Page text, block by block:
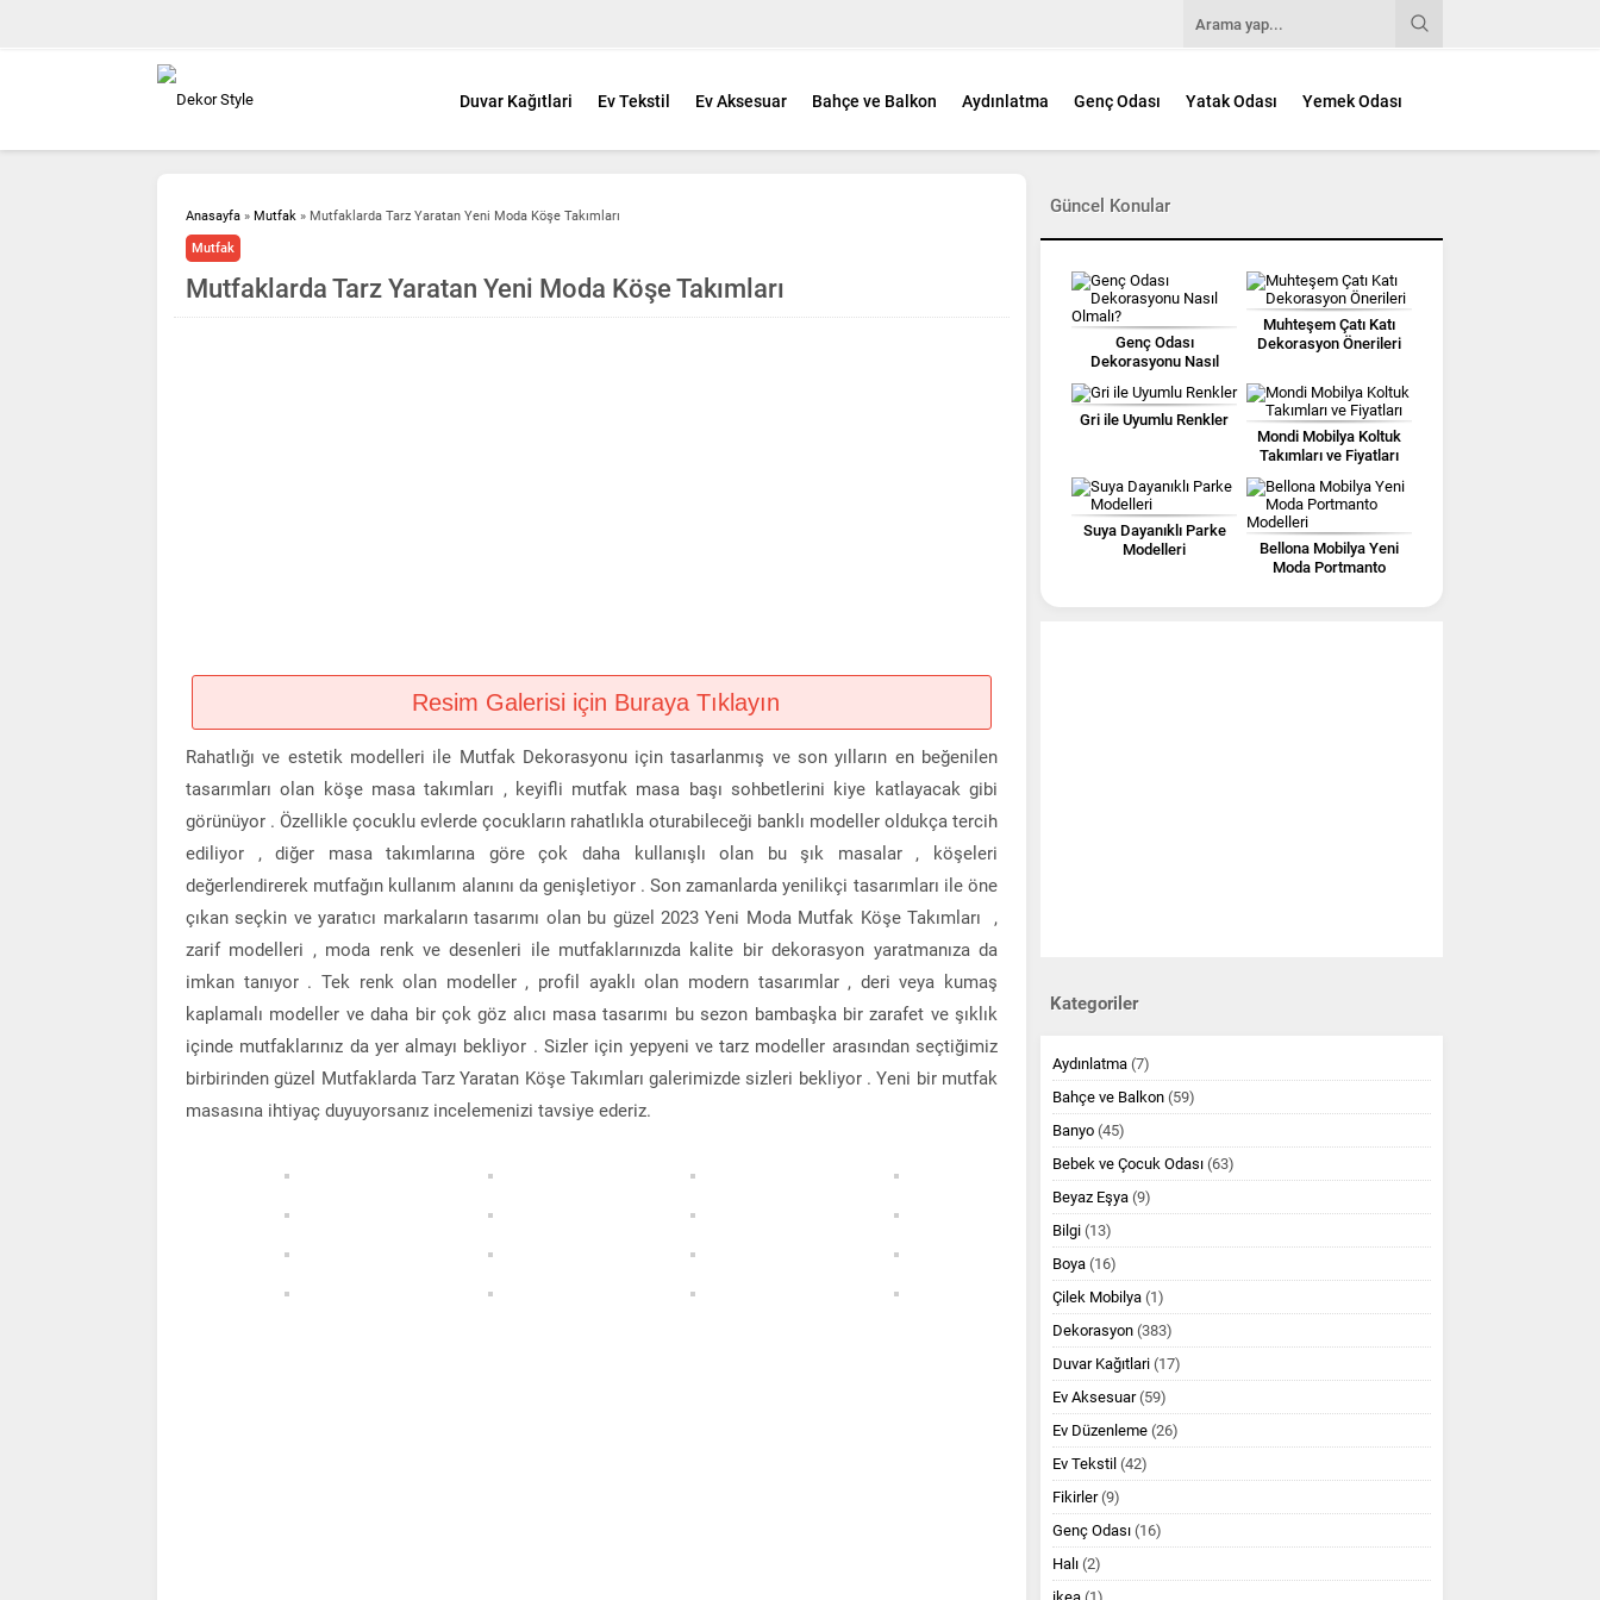
Duvar Kağıtlari Ev Tekstil Ev Aksesuar Bahçe ve Balkon Aydınlatma Genç Odası Yatak Odası Yemek Odası
Anasayfa » Mutfak » Mutfaklarda Tarz Yaratan Yeni Moda Köşe Takımları
Mutfak
Mutfaklarda Tarz Yaratan Yeni Moda Köşe Takımları
Resim Galerisi için Buraya Tıklayın
Rahatlığı ve estetik modelleri ile Mutfak Dekorasyonu için tasarlanmış ve son yılların en beğenilen
tasarımları olan köşe masa takımları , keyifli mutfak masa başı sohbetlerini kiye katlayacak gibi
görünüyor . Özellikle çocuklu evlerde çocukların rahatlıkla oturabileceği banklı modeller oldukça tercih
ediliyor , diğer masa takımlarına göre çok daha kullanışlı olan bu şık masalar , köşeleri
değerlendirerek mutfağın kullanım alanını da genişletiyor . Son zamanlarda yenilikçi tasarımları ile öne
çıkan seçkin ve yaratıcı markaların tasarımı olan bu güzel 2023 Yeni Moda Mutfak Köşe Takımları ,
zarif modelleri , moda renk ve desenleri ile mutfaklarınızda kalite bir dekorasyon yaratmanıza da
imkan tanıyor . Tek renk olan modeller , profil ayaklı olan modern tasarımlar , deri veya kumaş
kaplamalı modeller ve daha bir çok göz alıcı masa tasarımı bu sezon bambaşka bir zarafet ve şıklık
içinde mutfaklarınız da yer almayı bekliyor . Sizler için yepyeni ve tarz modeller arasından seçtiğimiz
birbirinden güzel Mutfaklarda Tarz Yaratan Köşe Takımları galerimizde sizleri bekliyor . Yeni bir mutfak
masasına ihtiyaç duyuyorsanız incelemenizi tavsiye ederiz.
Güncel Konular
Genç Odası
Dekorasyonu Nasıl
Muhteşem Çatı Katı
Dekorasyon Önerileri
Gri ile Uyumlu Renkler
Mondi Mobilya Koltuk
Takımları ve Fiyatları
Suya Dayanıklı Parke
Modelleri
Bellona Mobilya Yeni
Moda Portmanto
Kategoriler
Aydınlatma (7)
Bahçe ve Balkon (59)
Banyo (45)
Bebek ve Çocuk Odası (63)
Beyaz Eşya (9)
Bilgi (13)
Boya (16)
Çilek Mobilya (1)
Dekorasyon (383)
Duvar Kağıtlari (17)
Ev Aksesuar(59)
Ev Düzenleme (26)
Ev Tekstil (42)
Fikirler(9)
Genç Odası (16)
Halı (2)